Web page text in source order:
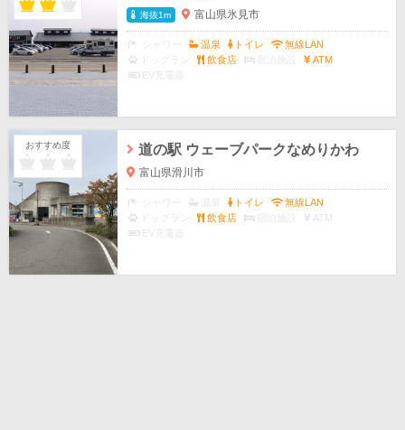
海抜1m 富山県氷見市
温泉 トイレ
無線LAN
ドッグラン
飲食店 宿泊施設
ATM
EV充電器
おすすめ度 道の駅 ウェーブパークなめりかわ
富山県滑川市
トイレ
無線LAN
ドッグラン
飲食店 宿泊施設
ATM
EV充電器